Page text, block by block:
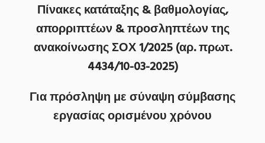
Πίνακες κατάταξης & βαθμολογίας,
απορριπτέων & προσληπτέων της
ανακοίνωσης ΣΟΧ 1/2025 (αρ. πρωτ.
4434/10-03-2025)
Για πρόσληψη με σύναψη σύμβασης
εργασίας ορισμένου χρόνου